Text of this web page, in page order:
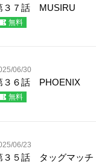
３７話 MUSIRU
無料
06/30
３６話 PHOENIX
無料
06/23
３５話 タッグマッチ